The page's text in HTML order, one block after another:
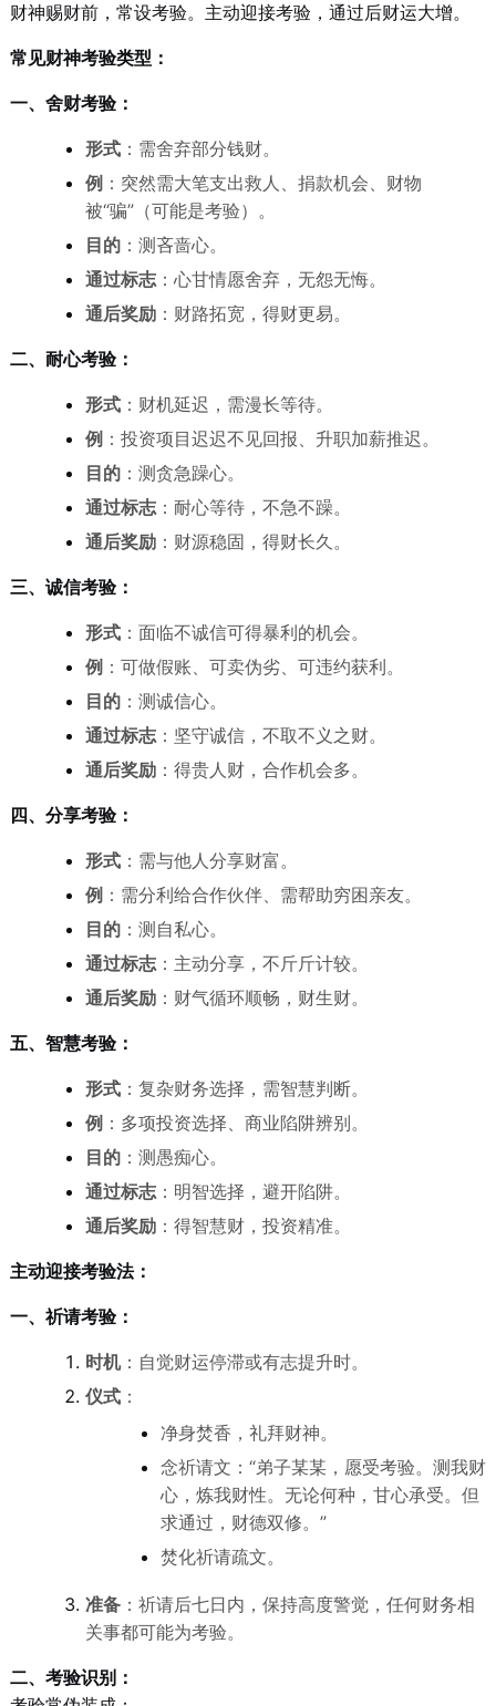
财神赐财前，常设考验。主动迎接考验，通过后财运大增。
常见财神考验类型：
一、舍财考验：
形式：需舍弃部分钱财。
例 ：突然需大笔支出救人、捐款机会、财物
被“骗”（可能是考验）。
目的：测吝啬心。
通过标志：心甘情愿舍弃，无怨无悔。
通后奖励：财路拓宽，得财更易。
二、耐心考验：
形式：财机延迟，需漫长等待。
例 ：投资项目迟迟不见回报、升职加薪推迟。
目的：测贪急躁心。
通过标志：耐心等待，不急不躁。
通后奖励：财源稳固，得财长久。
三、诚信考验：
形式：面临不诚信可得暴利的机会。
例 ：可做假账、可卖伪劣、可违约获利。
目的：测诚信心。
通过标志：坚守诚信，不取不义之财。
通后奖励：得贵人财，合作机会多。
四、分享考验：
形式：需与他人分享财富。
例 ：需分利给合作伙伴、需帮助穷困亲友。
目的：测自私心。
通过标志：主动分享，不斤斤计较。
通后奖励：财气循环顺畅，财生财。
五、智慧考验：
形式：复杂财务选择，需智慧判断。
例 ：多项投资选择、商业陷阱辨别。
目的：测愚痴心。
通过标志：明智选择，避开陷阱。
通后奖励：得智慧财，投资精准。
主动迎接考验法：
一、祈请考验：
时机：自觉财运停滞或有志提升时。
仪式：
净身焚香，礼拜财神。
念祈请文：“弟子某某，愿受考验。测我财
心，炼我财性。无论何种，甘心承受。但
求通过，财德双修。”
焚化祈请疏文。
准备：祈请后七日内，保持高度警觉，任何财务相
关事都可能为考验。
二、考验识别：